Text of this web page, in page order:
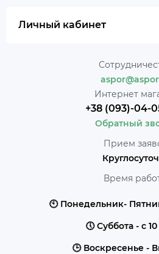
Личный кабинет
Интернет
+38 (093)-04-
Обратный
Прием
Время
🕙 Понедельник-
🕔
🕒 Воскресенье -